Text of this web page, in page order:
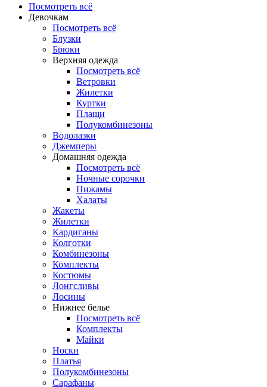
Посмотреть всё
Девочкам
Посмотреть всё
Блузки
Брюки
Верхняя одежда
Посмотреть всё
Ветровки
Жилетки
Куртки
Плащи
Полукомбинезоны
Водолазки
Джемперы
Домашняя одежда
Посмотреть всё
Ночные сорочки
Пижамы
Халаты
Жакеты
Жилетки
Кардиганы
Колготки
Комбинезоны
Комплекты
Костюмы
Лонгсливы
Лосины
Нижнее белье
Посмотреть всё
Комплекты
Майки
Носки
Платья
Полукомбинезоны
Сарафаны